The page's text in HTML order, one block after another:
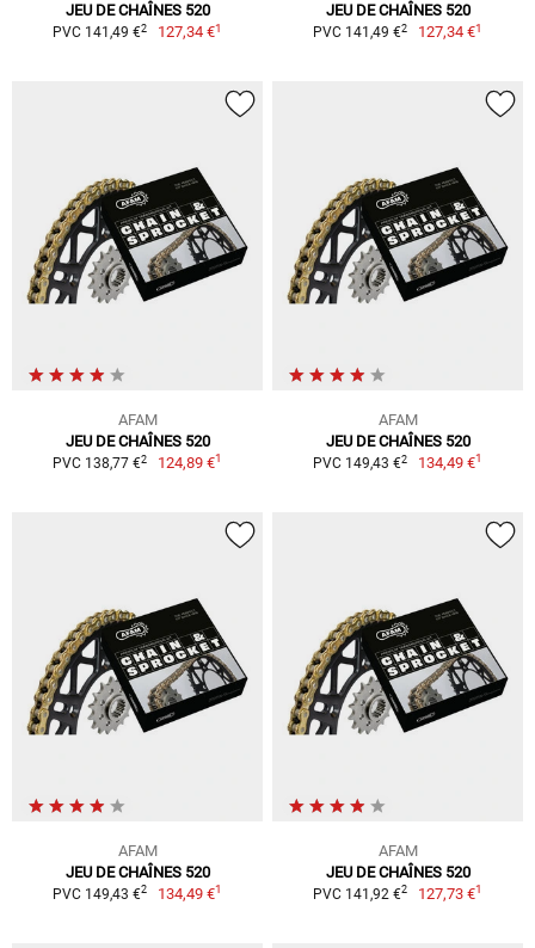
JEU DE CHAÎNES 520
PVC 141,49 €2 127,34 €1
JEU DE CHAÎNES 520
PVC 141,49 €2 127,34 €1
AFAM
JEU DE CHAÎNES 520
PVC 138,77 €2 124,89 €1
AFAM
JEU DE CHAÎNES 520
PVC 149,43 €2 134,49 €1
AFAM
JEU DE CHAÎNES 520
PVC 149,43 €2 134,49 €1
AFAM
JEU DE CHAÎNES 520
PVC 141,92 €2 127,73 €1